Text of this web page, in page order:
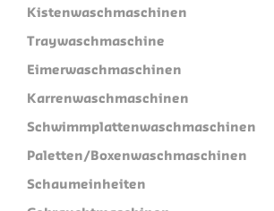
Kistenwaschmaschinen
Traywaschmaschine
Eimerwaschmaschinen
Karrenwaschmaschinen
Schwimmplattenwaschmaschinen
Paletten/Boxenwaschmaschinen
Schaumeinheiten